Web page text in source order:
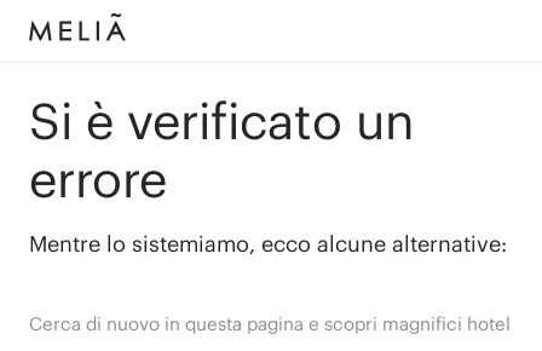
Si è verificato un
errore
Mentre lo sistemiamo, ecco alcune alternative:
Cerca di nuovo in questa pagina e scopri magnifici hotel